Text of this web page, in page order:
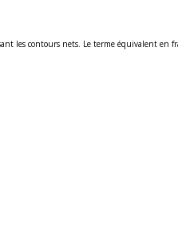
les contours nets. Le terme équivalent en